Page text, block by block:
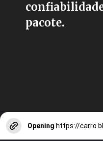
pacote.
Opening